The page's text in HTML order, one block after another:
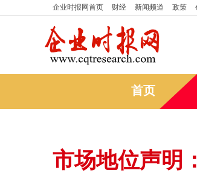
企业时报网首页 财经 新闻频道 政策
首页
市场地位声明